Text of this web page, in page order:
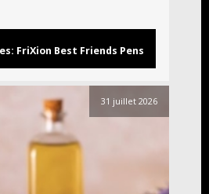
FriXion Best Friends Pens
31 juillet 2026